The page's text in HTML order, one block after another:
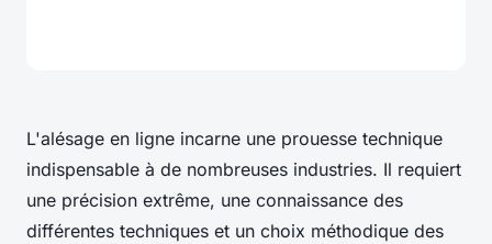
L'alésage en ligne incarne une prouesse technique
indispensable à de nombreuses industries. Il requiert
une précision extrême, une connaissance des
différentes techniques et un choix méthodique des